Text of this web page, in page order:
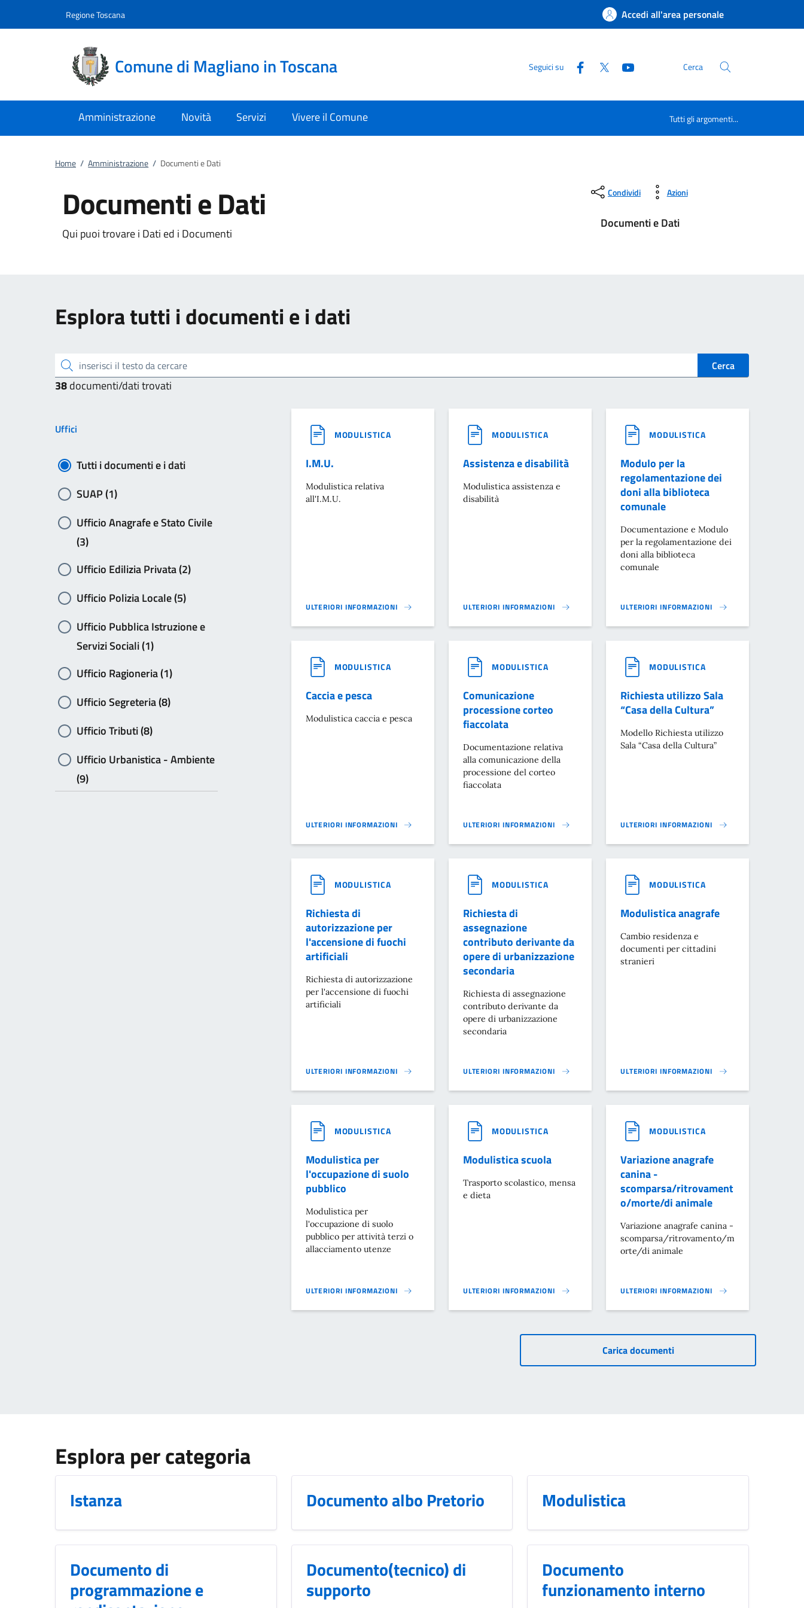
Regione Toscana Accedi all'area personale
Comune di Magliano in Toscana Seguici su Cerca
Amministrazione Novità Servizi Vivere il Comune Tutti gli argomenti...
Home / Amministrazione / Documenti e Dati
Documenti e Dati
Qui puoi trovare i Dati ed i Documenti
Condividi Azioni
Documenti e Dati
Esplora tutti i documenti e i dati
inserisci il testo da cercare Cerca
38documenti/dati trovati
Uffici
Tutti i documenti e i dati
SUAP (1)
Ufficio Anagrafe e Stato Civile
(3)
Ufficio Edilizia Privata (2)
Ufficio Polizia Locale (5)
Ufficio Pubblica Istruzione e
Servizi Sociali (1)
Ufficio Ragioneria (1)
Ufficio Segreteria (8)
Ufficio Tributi (8)
Ufficio Urbanistica - Ambiente
(9)
MODULISTICA
I.M.U.
Modulistica relativa
all'I.M.U.
ULTERIORI INFORMAZIONI
I.M.U.}
MODULISTICA
Assistenza e disabilità
Modulistica assistenza e
disabilità
ULTERIORI INFORMAZIONI
ASSISTENZA E DISABILITÀ}
MODULISTICA
Modulo per la
regolamentazione dei
doni alla biblioteca
comunale
Documentazione e Modulo
per la regolamentazione dei
doni alla biblioteca
comunale
ULTERIORI INFORMAZIONI
MODULO PER LA REGOLAMENTAZIONE DEI DONI
MODULISTICA
Caccia e pesca
Modulistica caccia e pesca
ULTERIORI INFORMAZIONI
CACCIA E PESCA}
MODULISTICA
Comunicazione
processione corteo
fiaccolata
Documentazione relativa
alla comunicazione della
processione del corteo
fiaccolata
ULTERIORI INFORMAZIONI
COMUNICAZIONE PROCESSIONE CORTEO FIACCOLATA}
MODULISTICA
Richiesta utilizzo Sala
“Casa della Cultura”
Modello Richiesta utilizzo
Sala “Casa della Cultura”
ULTERIORI INFORMAZIONI
RICHIESTA UTILIZZO SALA “CASA DELLA CULTURA”}
MODULISTICA
Richiesta di
autorizzazione per
l'accensione di fuochi
artificiali
Richiesta di autorizzazione
per l'accensione di fuochi
artificiali
ULTERIORI INFORMAZIONI
RICHIESTA DI AUTORIZZAZIONE PER L'ACCENSIONE DI FUOCHI ARTIFICIALI}
MODULISTICA
Richiesta di
assegnazione
contributo derivante da
opere di urbanizzazione
secondaria
Richiesta di assegnazione
contributo derivante da
opere di urbanizzazione
secondaria
ULTERIORI INFORMAZIONI
RICHIESTA DI ASSEGNAZIONE CONTRIBUTO DERIVANTE DA OPERE DI URBANIZZAZIONE
MODULISTICA
Modulistica anagrafe
Cambio residenza e
documenti per cittadini
stranieri
ULTERIORI INFORMAZIONI
MODULISTICA ANAGRAFE}
MODULISTICA
Modulistica per
l'occupazione di suolo
pubblico
Modulistica per
l'occupazione di suolo
pubblico per attività terzi o
allacciamento utenze
ULTERIORI INFORMAZIONI
MODULISTICA PER L'OCCUPAZIONE DI SUOLO PUBBLICO}
MODULISTICA
Modulistica scuola
Trasporto scolastico, mensa
e dieta
ULTERIORI INFORMAZIONI
MODULISTICA SCUOLA}
MODULISTICA
Variazione anagrafe
canina -
scomparsa/ritrovament
o/morte/di animale
Variazione anagrafe canina -
scomparsa/ritrovamento/m
orte/di animale
ULTERIORI INFORMAZIONI
VARIAZIONE ANAGRAFE CANINA - SCOMPARSA/
Carica documenti
Esplora per categoria
Istanza Documento albo Pretorio Modulistica
Documento di
programmazione e
Documento(tecnico) di
supporto
Documento
funzionamento interno